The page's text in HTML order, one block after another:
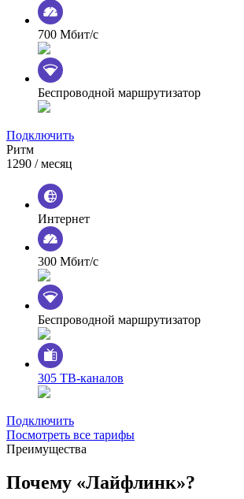
700 Мбит/с
Беспроводной маршрутизатор
Подключить
Ритм
1290 / месяц
Интернет
300 Мбит/с
Беспроводной маршрутизатор
305 ТВ-каналов
Подключить
Посмотреть все тарифы
Преимущества
Почему «Лайфлинк»?